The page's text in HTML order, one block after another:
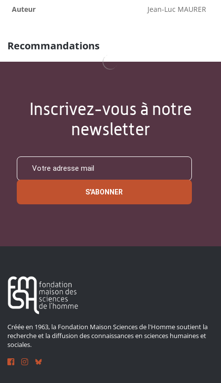
Auteur Jean-Luc MAURER
Recommandations
Inscrivez-vous à notre
newsletter
S'ABONNER
Créée en 1963, la Fondation Maison Sciences de l'Homme soutient la
recherche et la diffusion des connaissances en sciences humaines et
sociales.